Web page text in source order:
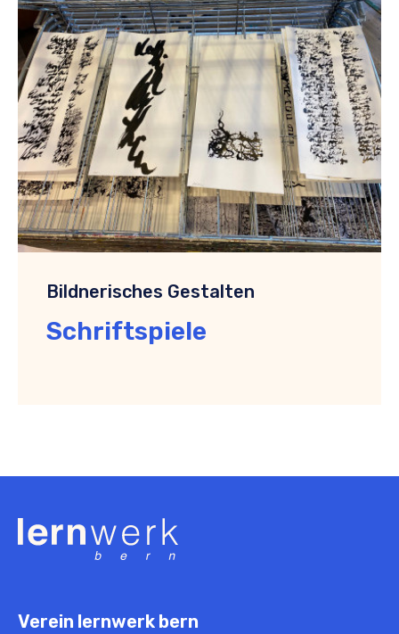
Bildnerisches Gestalten
Schriftspiele
Verein lernwerk bern